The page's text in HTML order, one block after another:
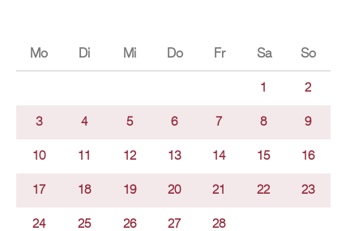
Mo Di Mi Do Fr Sa So
1 2
3 4 5 6 7 8 9
10 11 12 13 14 15 16
17 18 19 20 21 22 23
24 25 26 27 28